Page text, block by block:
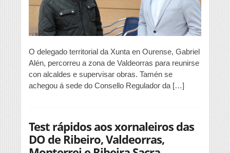
O delegado territorial da Xunta en Ourense, Gabriel
Alén, percorreu a zona de Valdeorras para reunirse
con alcaldes e supervisar obras. Tamén se
achegou á sede do Consello Regulador da […]
Test rápidos aos xornaleiros das
DO de Ribeiro, Valdeorras,